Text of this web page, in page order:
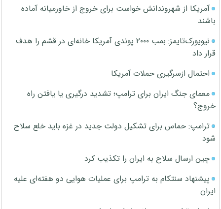
آمریکا از شهروندانش خواست برای خروج از خاورمیانه آماده
باشند
نیویورک‌تایمز: بمب ۲۰۰۰ پوندی آمریکا خانه‌ای در قشم را هدف
قرار داد
احتمال ازسرگیری حملات آمریکا
معمای جنگ ایران برای ترامپ؛ تشدید درگیری یا یافتن راه
خروج؟
ترامپ: حماس برای تشکیل دولت جدید در غزه باید خلع سلاح
شود
چین ارسال سلاح به ایران را تکذیب کرد
پیشنهاد سنتکام به ترامپ برای عملیات هوایی دو هفته‌ای علیه
ایران